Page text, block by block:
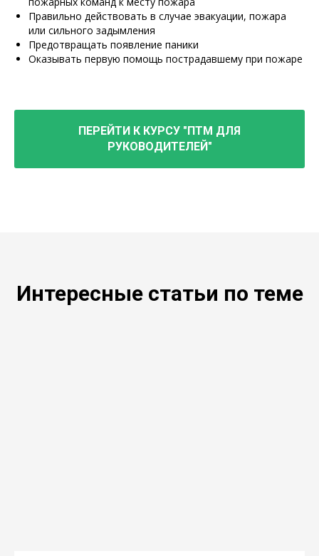
Правильно действовать в случае эвакуации, пожара
или сильного задымления
Предотвращать появление паники
Оказывать первую помощь пострадавшему при пожаре
ПЕРЕЙТИ К КУРСУ "ПТМ ДЛЯ
РУКОВОДИТЕЛЕЙ"
Интересные статьи по теме